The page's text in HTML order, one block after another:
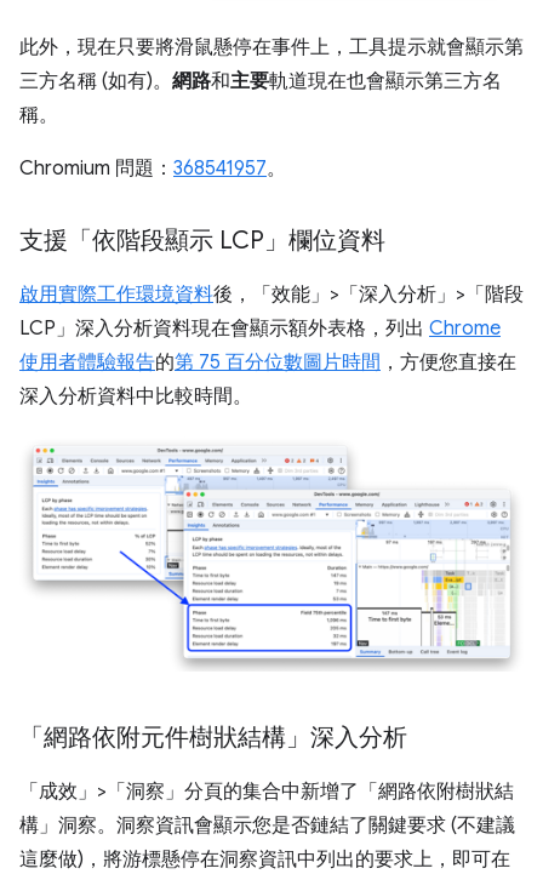
此外，現在只要將滑鼠懸停在事件上，工具提示就會顯示第
三方名稱 (如有)。 網路和主要軌道現在也會顯示第三方名
稱。
Chromium 問題： 368541957。
支援「依階段顯示 LCP」欄位資料
啟用實際工作環境資料後，「效能」>「深入分析」>「階段
LCP」 深入分析資料現在會顯示額外表格，列出 Chrome
使用者體驗報告的第 75 百分位數圖片時間 ，方便您直接在
深入分析資料中比較時間。
「網路依附元件樹狀結構」深入分析
「成效」>「洞察」 分頁的集合中新增了「網路依附樹狀結
構」 洞察。洞察資訊會顯示您是否鏈結了關鍵要求 (不建議
這麼做)，將游標懸停在洞察資訊中列出的要求上，即可在